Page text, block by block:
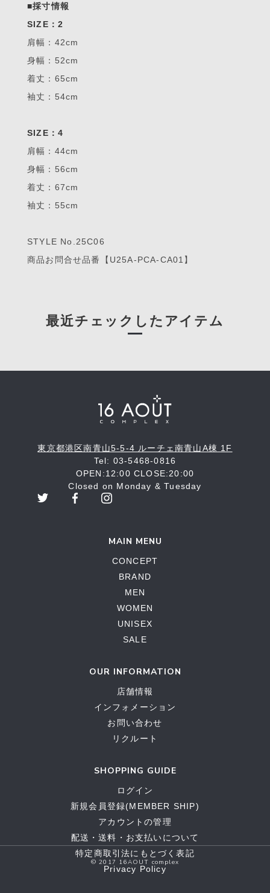
■採寸情報
SIZE：2
肩幅：42cm
身幅：52cm
着丈：65cm
袖丈：54cm
SIZE：4
肩幅：44cm
身幅：56cm
着丈：67cm
袖丈：55cm
STYLE No.25C06
商品お問合せ品番【U25A-PCA-CA01】
最近チェックしたアイテム
東京都港区南青山5-5-4 ルーチェ南青山A棟 1F
Tel: 03-5468-0816
OPEN:12:00 CLOSE:20:00
Closed on Monday & Tuesday
MAIN MENU
CONCEPT
BRAND
MEN
WOMEN
UNISEX
SALE
OUR INFORMATION
店舗情報
インフォメーション
お問い合わせ
リクルート
SHOPPING GUIDE
ログイン
新規会員登録(MEMBER SHIP)
アカウントの管理
配送・送料・お支払いについて
特定商取引法にもとづく表記
Privacy Policy
© 2017 16AOUT complex